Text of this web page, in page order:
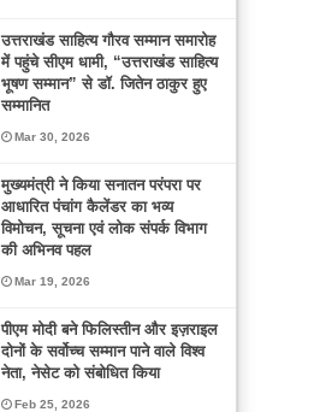
उत्तराखंड साहित्य गौरव सम्मान समारोह
में पहुंचे सीएम धामी, “उत्तराखंड साहित्य
भूषण सम्मान” से डॉ. जितेन ठाकुर हुए
सम्मानित
Mar 30, 2026
मुख्यमंत्री ने किया सनातन परंपरा पर
आधारित पंचांग कैलेंडर का भव्य
विमोचन, सूचना एवं लोक संपर्क विभाग
की अभिनव पहल
Mar 19, 2026
पीएम मोदी बने फिलिस्तीन और इज़राइल
दोनों के सर्वोच्च सम्मान पाने वाले विश्व
नेता, नेसेट को संबोधित किया
Feb 25, 2026